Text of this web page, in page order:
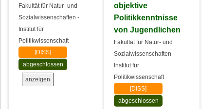
Fakultät für Natur- und
Sozialwissenschaften -
Institut für
Politikwissenschaft
[DISS]
abgeschlossen
anzeigen
objektive
Politikkenntnisse
von Jugendlichen
Fakultät für Natur- und
Sozialwissenschaften -
Institut für
Politikwissenschaft
[DISS]
abgeschlossen